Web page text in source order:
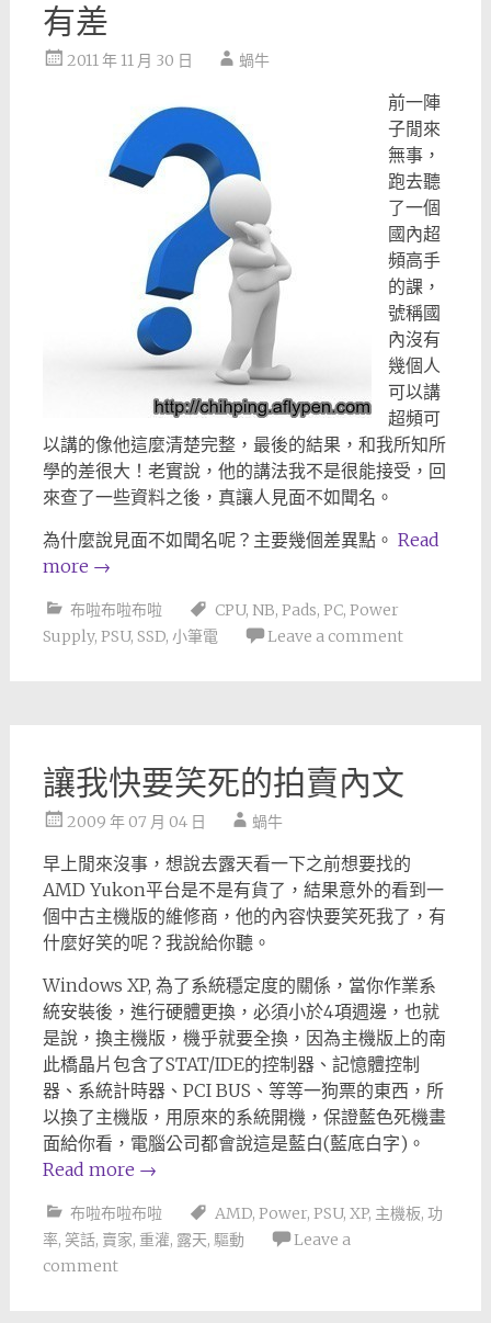
有差
2011 年 11 月 30 日 蝸牛
前一陣
子閒來
無事，
跑去聽
了一個
國內超
頻高手
的課，
號稱國
內沒有
幾個人
可以講
超頻可
以講的像他這麼清楚完整，最後的結果，和我所知所
學的差很大！老實說，他的講法我不是很能接受，回
來查了一些資料之後，真讓人見面不如聞名。
為什麼說見面不如聞名呢？主要幾個差異點。 Read
more →
布啦布啦布啦 CPU, NB, Pads, PC, Power
Supply, PSU, SSD, 小筆電 Leave a comment
讓我快要笑死的拍賣內文
2009 年 07 月 04 日 蝸牛
早上閒來沒事，想說去露天看一下之前想要找的
AMD Yukon平台是不是有貨了，結果意外的看到一
個中古主機版的維修商，他的內容快要笑死我了，有
什麼好笑的呢？我說給你聽。
Windows XP, 為了系統穩定度的關係，當你作業系
統安裝後，進行硬體更換，必須小於4項週邊，也就
是說，換主機版，機乎就要全換，因為主機版上的南
此橋晶片包含了STAT/IDE的控制器、記憶體控制
器、系統計時器、PCI BUS、等等一狗票的東西，所
以換了主機版，用原來的系統開機，保證藍色死機畫
面給你看，電腦公司都會說這是藍白(藍底白字)。
Read more →
布啦布啦布啦 AMD, Power, PSU, XP, 主機板, 功
率, 笑話, 賣家, 重灌, 露天, 驅動
Leave a
comment